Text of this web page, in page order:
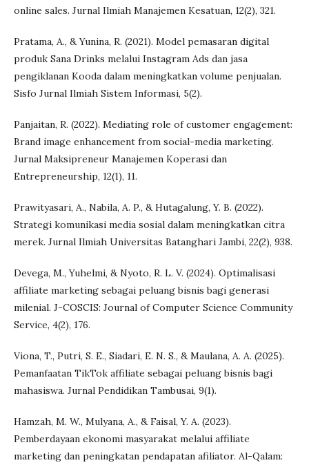
online sales. Jurnal Ilmiah Manajemen Kesatuan, 12(2), 321.
Pratama, A., & Yunina, R. (2021). Model pemasaran digital
produk Sana Drinks melalui Instagram Ads dan jasa
pengiklanan Kooda dalam meningkatkan volume penjualan.
Sisfo Jurnal Ilmiah Sistem Informasi, 5(2).
Panjaitan, R. (2022). Mediating role of customer engagement:
Brand image enhancement from social-media marketing.
Jurnal Maksipreneur Manajemen Koperasi dan
Entrepreneurship, 12(1), 11.
Prawityasari, A., Nabila, A. P., & Hutagalung, Y. B. (2022).
Strategi komunikasi media sosial dalam meningkatkan citra
merek. Jurnal Ilmiah Universitas Batanghari Jambi, 22(2), 938.
Devega, M., Yuhelmi, & Nyoto, R. L. V. (2024). Optimalisasi
affiliate marketing sebagai peluang bisnis bagi generasi
milenial. J-COSCIS: Journal of Computer Science Community
Service, 4(2), 176.
Viona, T., Putri, S. E., Siadari, E. N. S., & Maulana, A. A. (2025).
Pemanfaatan TikTok affiliate sebagai peluang bisnis bagi
mahasiswa. Jurnal Pendidikan Tambusai, 9(1).
Hamzah, M. W., Mulyana, A., & Faisal, Y. A. (2023).
Pemberdayaan ekonomi masyarakat melalui affiliate
marketing dan peningkatan pendapatan afiliator. Al-Qalam: